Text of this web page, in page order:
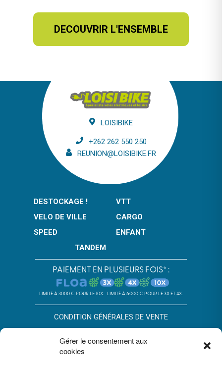
Gérer le consentement aux
cookies
DECOUVRIR L'ENSEMBLE
LOISIBIKE
+262 262 550 250
REUNION@LOISIBIKE.FR
DESTOCKAGE !
VTT
VELO DE VILLE
CARGO
SPEED
ENFANT
TANDEM
PAIEMENT EN PLUSIEURS FOIS* :
LIMITÉ À 3000 € POUR LE 10X. LIMITÉ À 6000 € POUR LE 3X ET 4X.
CONDITION GÉNÉRALES DE VENTE
*SOUS RÉSERVE D’ACCEPTATION DU DOSSIER PAR FLOA. SA AU